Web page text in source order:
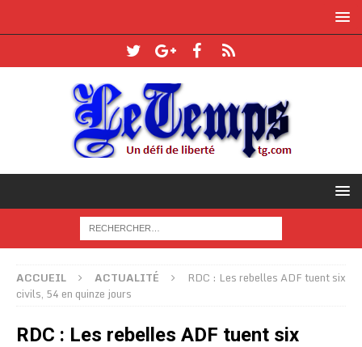
ACCUEIL ACTUALITÉ
RDC : Les rebelles ADF tuent six
civils, 54 en quinze jours
RDC : Les rebelles ADF tuent six